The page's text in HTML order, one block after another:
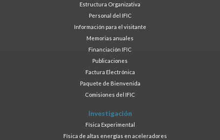
Estructura Organizativa
Personal del IFIC
Información para el visitante
Memorias anuales
Financiación IFIC
Publicaciones
Factura Electrónica
Paquete de Bienvenida
Comisiones del IFIC
Investigación
Física Experimental
Física de altas energías en aceleradores